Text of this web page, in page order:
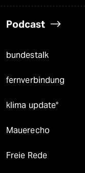
Podcast
bundestalk
fernverbindung
klima update°
Mauerecho
Freie Rede